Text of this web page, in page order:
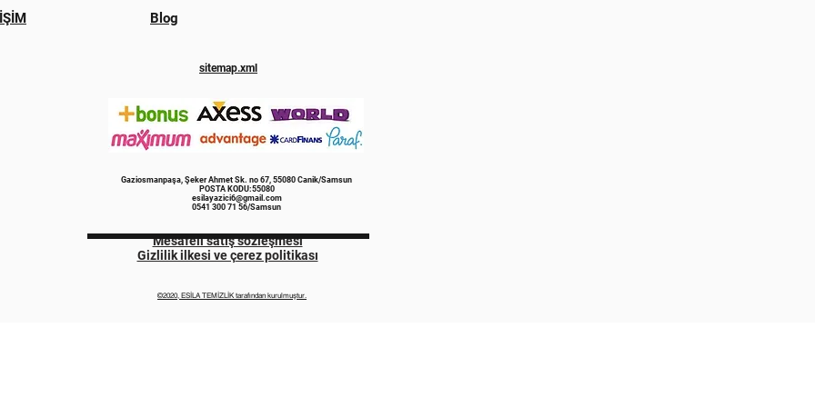
Blog
sitemap.xml
Gaziosmanpaşa, Şeker Ahmet Sk. no 67, 55080 Canik/Samsun
POSTA KODU:55080
esilayazici6@gmail.com
0541 300 71 56/Samsun
Mesafeli satış sözleşmesi
Gizlilik ilkesi ve çerez politikası
©2020, ESİLA TEMİZLİK tarafından kurulmuştur.